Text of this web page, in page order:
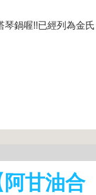
琴鍋喔!!已經列為金氏
甘油合